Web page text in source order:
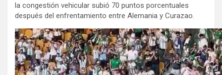
la congestión vehicular subió 70 puntos porcentuales
después del enfrentamiento entre Alemania y Curazao.